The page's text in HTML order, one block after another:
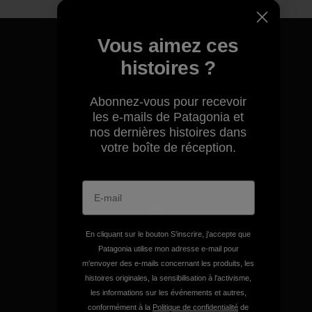
Nous garantissons tous les
produits que nous
fabriquons.
Nous assumons la
responsabilité de notre
impact.
Vous aimez ces
histoires ?
Abonnez-vous pour recevoir
les e-mails de Patagonia et
nos dernières histoires dans
votre boîte de réception.
En cliquant sur le bouton S’inscrire, j'accepte que
Patagonia utilise mon adresse e-mail pour
m'envoyer des e-mails concernant les produits, les
histoires originales, la sensibilisation à l'activisme,
les informations sur les événements et autres,
conformément à la Politique de confidentialité de